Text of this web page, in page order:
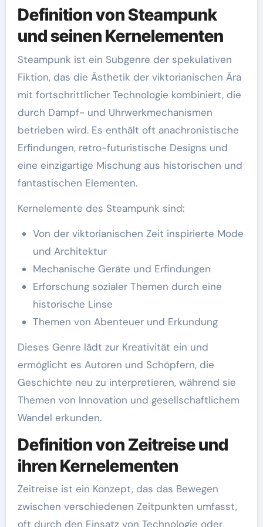
Definition von Steampunk
und seinen Kernelementen
Steampunk ist ein Subgenre der spekulativen
Fiktion, das die Ästhetik der viktorianischen Ära
mit fortschrittlicher Technologie kombiniert, die
durch Dampf- und Uhrwerkmechanismen
betrieben wird. Es enthält oft anachronistische
Erfindungen, retro-futuristische Designs und
eine einzigartige Mischung aus historischen und
fantastischen Elementen.
Kernelemente des Steampunk sind:
Von der viktorianischen Zeit inspirierte Mode
und Architektur
Mechanische Geräte und Erfindungen
Erforschung sozialer Themen durch eine
historische Linse
Themen von Abenteuer und Erkundung
Dieses Genre lädt zur Kreativität ein und
ermöglicht es Autoren und Schöpfern, die
Geschichte neu zu interpretieren, während sie
Themen von Innovation und gesellschaftlichem
Wandel erkunden.
Definition von Zeitreise und
ihren Kernelementen
Zeitreise ist ein Konzept, das das Bewegen
zwischen verschiedenen Zeitpunkten umfasst,
oft durch den Einsatz von Technologie oder